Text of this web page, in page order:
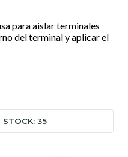
para aislar terminales
del terminal y aplicar el
STOCK: 35